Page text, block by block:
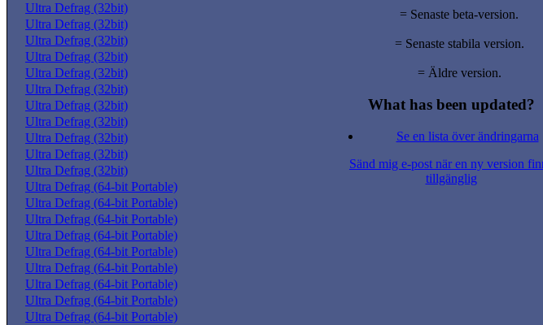
Ultra Defrag (32bit)
Ultra Defrag (32bit)
Ultra Defrag (32bit)
Ultra Defrag (32bit)
Ultra Defrag (32bit)
Ultra Defrag (32bit)
Ultra Defrag (32bit)
Ultra Defrag (32bit)
Ultra Defrag (32bit)
Ultra Defrag (32bit)
Ultra Defrag (32bit)
Ultra Defrag (64-bit Portable)
Ultra Defrag (64-bit Portable)
Ultra Defrag (64-bit Portable)
Ultra Defrag (64-bit Portable)
Ultra Defrag (64-bit Portable)
Ultra Defrag (64-bit Portable)
Ultra Defrag (64-bit Portable)
Ultra Defrag (64-bit Portable)
Ultra Defrag (64-bit Portable)
= Senaste beta-version.
= Senaste stabila version.
= Äldre version.
What has been updated?
Se en lista över ändringarna
Sänd mig e-post när en ny version
tillgänglig